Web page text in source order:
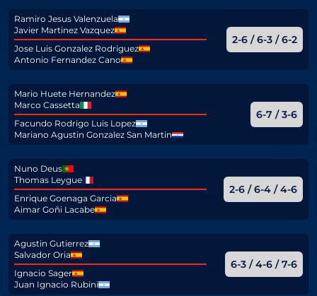
Ramiro Jesus Valenzuela
Javier Martinez Vazquez
Jose Luis Gonzalez Rodriguez
Antonio Fernandez Cano
2-6 / 6-3 / 6-2
Mario Huete Hernandez
Marco Cassetta
Facundo Rodrigo Luis Lopez
Mariano Agustin Gonzalez San Martin
6-7 / 3-6
Nuno Deus
Thomas Leygue
Enrique Goenaga Garcia
Aimar Goñi Lacabe
2-6 / 6-4 / 4-6
Agustin Gutierrez
Salvador Oria
Ignacio Sager
Juan Ignacio Rubini
6-3 / 4-6 / 7-6